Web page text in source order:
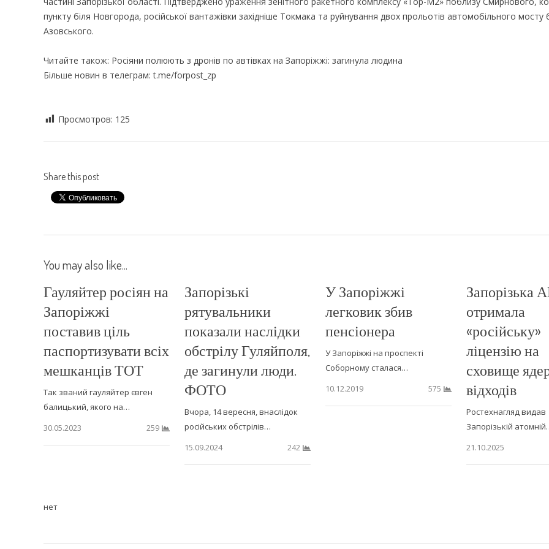
пункту біля Новгорода, російської вантажівки західніше Токмака та руйнування двох прольотів автомобільного мосту
Азовського.
Читайте також: Росіяни полюють з дронів по автівках на Запоріжжі: загинула людина
Більше новин в телеграм: t.me/forpost_zp
Просмотров: 125
Share this post
You may also like...
Гауляйтер росіян на
Запоріжжі
поставив ціль
паспортизувати всіх
мешканців ТОТ
Так званий гауляйтер євген
балицький, якого на…
30.05.2023
259
Запорізькі
рятувальники
показали наслідки
обстрілу Гуляйполя,
де загинули люди.
ФОТО
Вчора, 14 вересня, внаслідок
російських обстрілів…
15.09.2024
242
У Запоріжжі
легковик збив
пенсіонера
У Запоріжжі на проспекті
Соборному сталася…
10.12.2019
575
Запорізька
отримала
«російську»
ліцензію на
сховище
відходів
Ростехнагляд видав
Запорізькій
21.10.2025
нет